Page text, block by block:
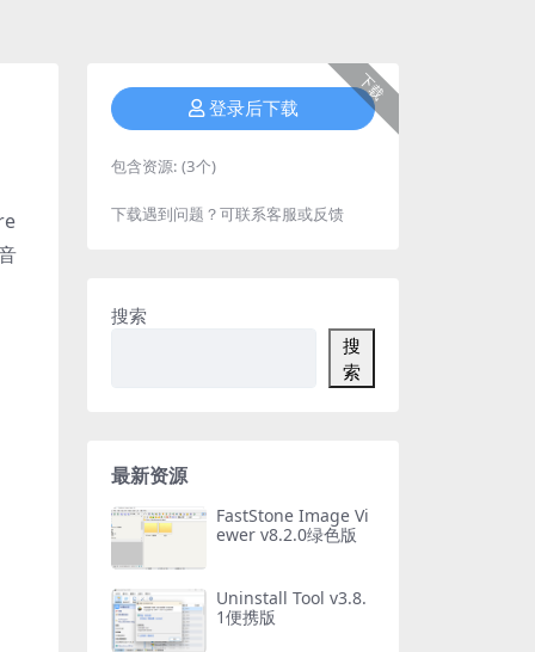
下载
登录后下载
包含资源: (3个)
下载遇到问题？可联系客服或反馈
搜索
搜
索
最新资源
FastStone Image Vi
ewer v8.2.0绿色版
Uninstall Tool v3.8.
1便携版